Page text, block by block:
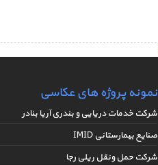
نمونه پروژه های عکاسی
شرکت خدمات دریایی و بندری آریا بنادر
صنایع بیمارستانی IMID
شرکت حمل ونقل ریلی رجا